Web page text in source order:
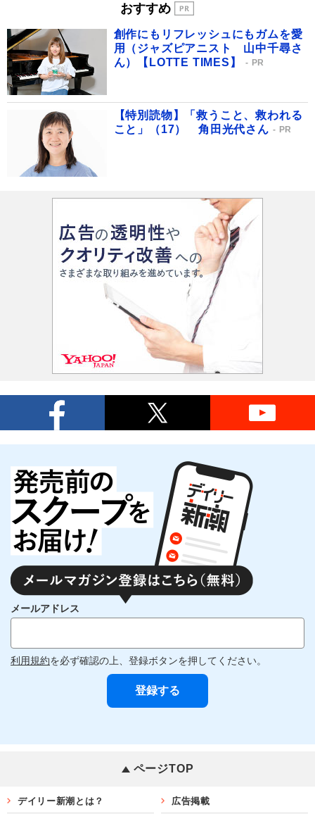
おすすめ
創作にもリフレッシュにもガムを愛
用（ジャズピアニスト 山中千尋さ
ん）【LOTTE TIMES】
PR
【特別読物】「救うこと、救われる
こと」（17） 角田光代さん
PR
メールアドレス
利用規約を必ず確認の上、登録ボタンを押してください。
ページTOP
デイリー新潮とは？ 広告掲載